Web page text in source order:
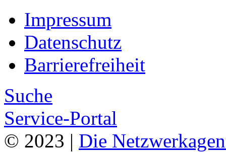
Impressum
Datenschutz
Barrierefreiheit
Suche
Service-Portal
© 2023 | Die